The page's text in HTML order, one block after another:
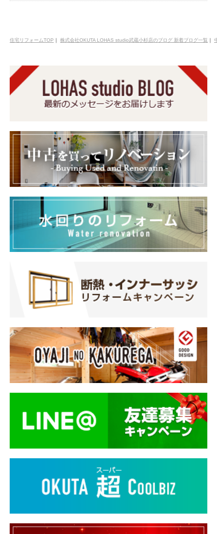
住宅リフォームTOP ｜ 株式会社OKUTA LOHAS studio武蔵小杉店のブログ 新着ブログ一覧 ｜